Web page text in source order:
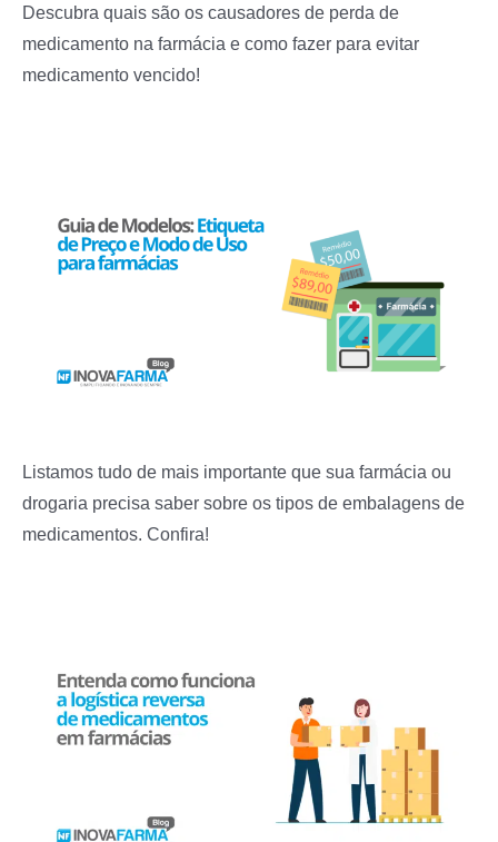
Descubra quais são os causadores de perda de
medicamento na farmácia e como fazer para evitar
medicamento vencido!
Listamos tudo de mais importante que sua farmácia ou
drogaria precisa saber sobre os tipos de embalagens de
medicamentos. Confira!